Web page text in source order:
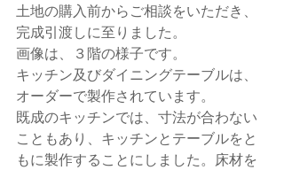
土地の購入前からご相談をいただき、
完成引渡しに至りました。
画像は、３階の様子です。
キッチン及びダイニングテーブルは、
オーダーで製作されています。
既成のキッチンでは、寸法が合わない
こともあり、キッチンとテーブルをと
もに製作することにしました。床材を